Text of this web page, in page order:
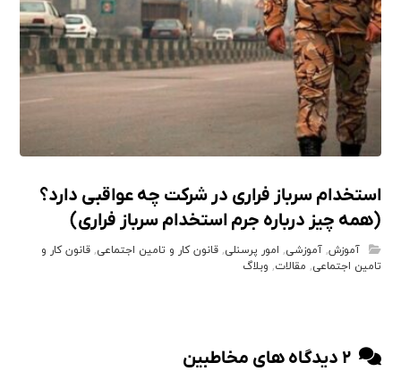
استخدام سرباز فراری در شرکت چه عواقبی دارد؟
(همه چیز درباره جرم استخدام سرباز فراری)
آموزش,آموزشی, امور پرسنلی,قانون کار و تامین اجتماعی,قانون کار و
تامین اجتماعی, مقالات, وبلاگ
۲ دیدگاه های مخاطبین